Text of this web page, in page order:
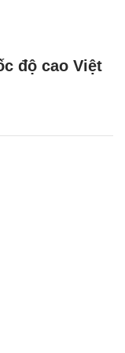
độ cao Việt